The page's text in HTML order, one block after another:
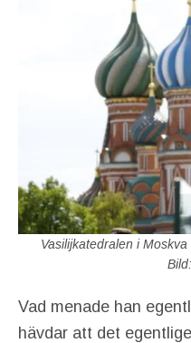
Vasilijkatedralen i
Vad menade han
hävdar att det